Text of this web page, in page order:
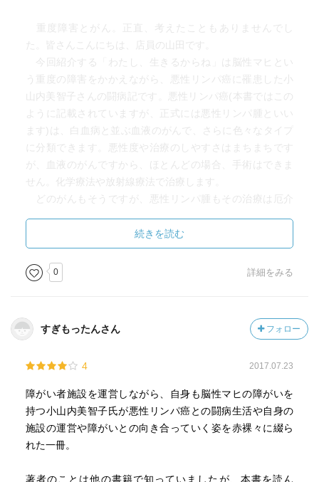
重度障害とがん。正直、考えたこともありませんでし
た。皆さんこんにちは、店員の山田です。
今回紹介する「わたし、生きるからね」は脳性マヒとい
う重度の障害をかかえながら、悪性リンパ癌に罹患した小
山内美智子さんの闘病記です。悪性リンパ癌(本書ではこの
ように記載されていますが、正式には悪性リンパ腫といい
ます)は、白血病と並ぶ血液のがんで、さらに色々なタイプ
に分類できます。悪性度や治療のしやすさはまちまちです
が、血液のがんですから、ほとんどの場合、手術はできま
せん。化学療法や放射線療法で治療します。
どのがんもそうですが、悪性リンパ腫もその治療は厄介
す。健常者でも大変なのですから、脳性マヒという重度の
障害を持つ小山内さんの苦労は推して知るべし。いや、多
くの人には想像すらできないことでしょう。
この闘病記には、その治療の辛さも描かれていますが、
がどのように受け入れているか、あるいはいないのかとい
う現実です。これには考えさせられます。そもそも、こう
べきなのか？ 小山内さんは「脳性麻痺者に抗がん剤を打
つということ、データを出すということ、どんな医学的な
サポートが必要かということをわたしの体を通して医療関
係者は考えなければならない。」と記しています。
え、考えるまでもなく、障害を持つ人もがんになるし、が
続きを読む
0 詳細をみる
すぎもったんさん フォロー
4 2017.07.23
障がい者施設を運営しながら、自身も脳性マヒの障がいを
持つ小山内美智子氏が悪性リンパ癌との闘病生活や自身の
施設の運営や障がいとの向き合っていく姿を赤裸々に綴ら
れた一冊。
著者のことは他の書籍で知っていましたが、本書を読ん